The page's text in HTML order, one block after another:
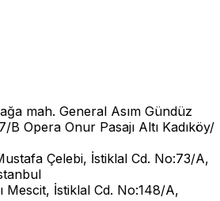
mah. General Asım Gündüz
B Opera Onur Pasajı Altı Kadıköy/
Çelebi, İstiklal Cd. No:73/A,
Mescit, İstiklal Cd. No:148/A,